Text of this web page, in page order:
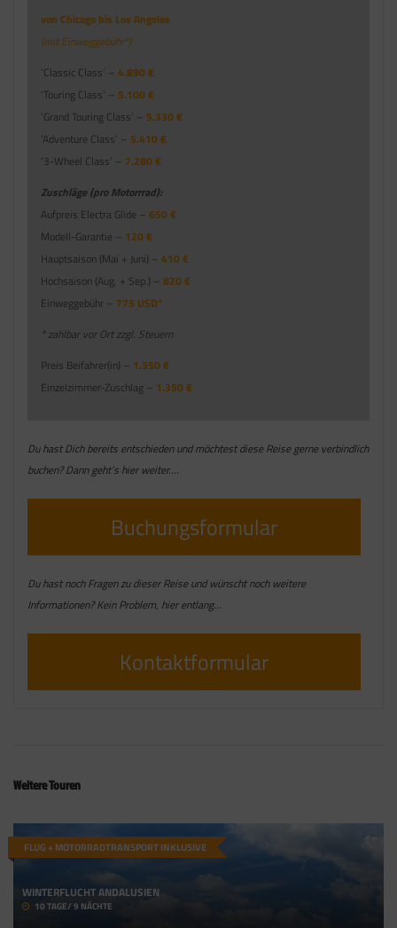
von Chicago bis Los Angeles
(mit Einweggebühr*)
‘Classic Class’ –
4.890 €
‘Touring Class’ –
5.100 €
‘Grand Touring Class’ – 5.330 €
‘Adventure Class’ – 5.410 €
‘3-Wheel Class’ – 7.280 €
Zuschläge (pro Motorrrad):
Aufpreis Electra Glide – 650 €
Modell-Garantie – 120 €
Hauptsaison (Mai + Juni) – 410 €
Hochsaison (Aug. + Sep.) – 820 €
Einweggebühr – 775 USD*
* zahlbar vor Ort zzgl. Steuern
Preis Beifahrer(in) – 1.350 €
Einzelzimmer-Zuschlag – 1.350 €
Du hast Dich bereits entschieden und möchtest diese Reise gerne verbindlich
buchen? Dann geht’s hier weiter….
Buchungsformular
Du hast noch Fragen zu dieser Reise und wünscht noch weitere
Informationen? Kein Problem, hier entlang…
Kontaktformular
Weitere Touren
FLUG + MOTORRADTRANSPORT INKLUSIVE
WINTERFLUCHT ANDALUSIEN
10 TAGE/ 9 NÄCHTE